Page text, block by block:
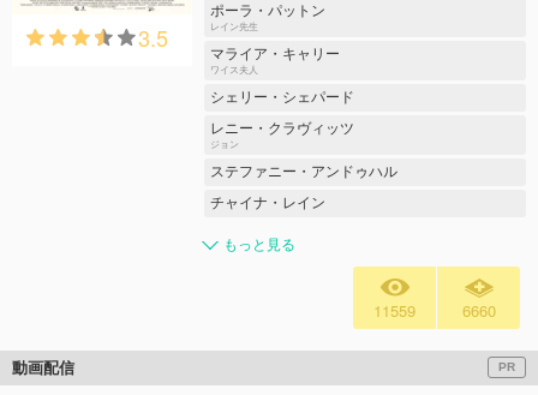
3.5
ポーラ・パットン
レイン先生
マライア・キャリー
ワイス夫人
シェリー・シェパード
レニー・クラヴィッツ
ジョン
ステファニー・アンドゥハル
チャイナ・レイン
もっと見る
11559 6660
動画配信 PR